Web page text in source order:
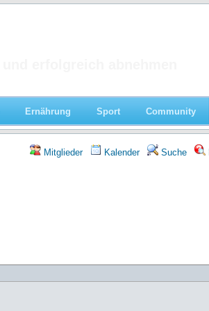
Ernährung Sport Community
Mitglieder Kalender Suche